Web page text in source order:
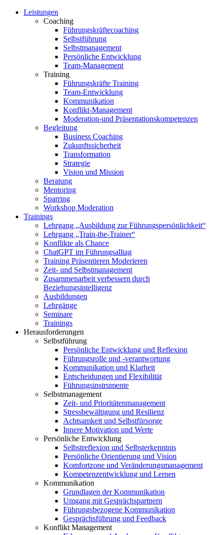
Leistungen
Coaching
Führungskräftecoaching
Selbstführung
Selbstmanagement
Persönliche Entwicklung
Team-Management
Training
Führungskräfte Training
Team-Entwicklung
Kommunikation
Konflikt-Management
Moderation-und Präsentationskompetenzen
Begleitung
Business Coaching
Zukunftssicherheit
Transformation
Strategie
Vision und Mission
Beratung
Mentoring
Sparring
Workshop Moderation
Trainings
Lehrgang „Ausbildung zur Führungspersönlichkeit“
Lehrgang „Train-the-Trainer“
Konflikte als Chance
ChatGPT im Führungsalltag
Training Präsentieren Moderieren
Zeit- und Selbstmanagement
Zusammenarbeit verbessern durch
Beziehungsintelligenz
Ausbildungen
Lehrgänge
Seminare
Trainings
Herausforderungen
Selbstführung
Persönliche Entwicklung und Reflexion
Führungsrolle und -verantwortung
Kommunikation und Klarheit
Entscheidungen und Flexibilität
Führungsinstrumente
Selbstmanagement
Zeit- und Prioritätenmanagement
Stressbewältigung und Resilienz
Achtsamkeit und Selbstfürsorge
Innere Motivation und Werte
Persönliche Entwicklung
Selbstreflexion und Selbsterkenntnis
Persönliche Orientierung und Vision
Komfortzone und Veränderungsmanagement
Kompetenzentwicklung und Lernen
Kommunikation
Grundlagen der Kommunikation
Umgang mit Gesprächspartnern
Führungsbezogene Kommunikation
Gesprächsführung und Feedback
Konflikt Management